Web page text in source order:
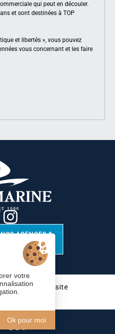
qui peut en découler.
et sont destinées à TOP
et libertés », vous pouvez
vous concernant et les faire
AGENCES &
Plan du site
Web créateur
votre
Ok pour moi